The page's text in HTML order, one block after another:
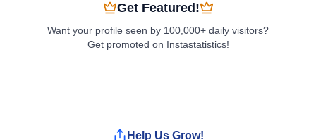
Get Featured!
Want your profile seen by 100,000+ daily visitors?
Get promoted on Instastatistics!
Help Us Grow!